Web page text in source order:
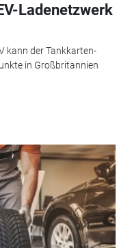
Ladenetzwerk
kann der Tankkarten-
in Großbritannien